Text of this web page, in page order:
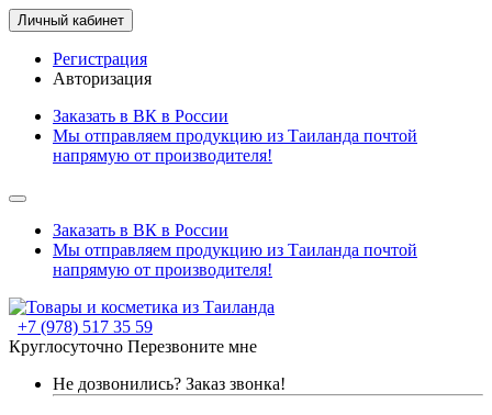
Личный кабинет
Регистрация
Авторизация
Заказать в ВК в России
Мы отправляем продукцию из Таиланда почтой
напрямую от производителя!
Заказать в ВК в России
Мы отправляем продукцию из Таиланда почтой
напрямую от производителя!
+7 (978) 517 35 59
Круглосуточно Перезвоните мне
Не дозвонились? Заказ звонка!